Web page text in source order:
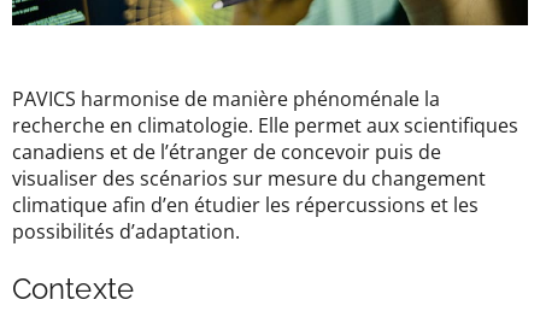
PAVICS harmonise de manière phénoménale la
recherche en climatologie. Elle permet aux scientifiques
canadiens et de l’étranger de concevoir puis de
visualiser des scénarios sur mesure du changement
climatique afin d’en étudier les répercussions et les
possibilités d’adaptation.
Contexte